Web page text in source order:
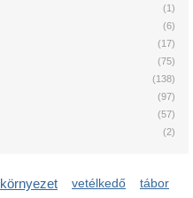
(1)
(6)
(17)
(75)
(138)
(97)
(57)
(2)
környezet
vetélkedő
tábor